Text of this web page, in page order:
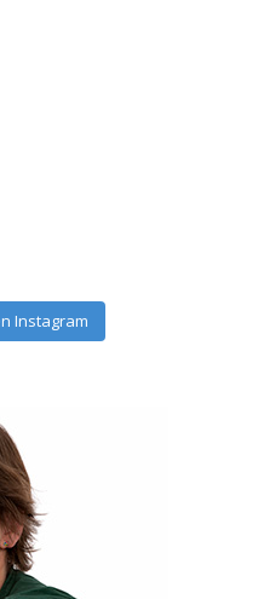
Instagram